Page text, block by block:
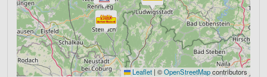
Leaflet | ©OpenStreetMapcontributors